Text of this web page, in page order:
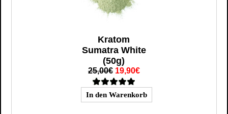
Kratom
Sumatra White
(50g)
25,00€ 19,90€